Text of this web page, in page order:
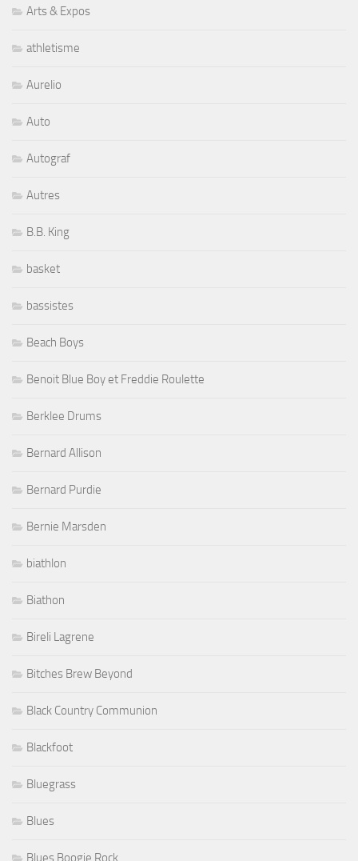
Arts & Expos
athletisme
Aurelio
Auto
Autograf
Autres
B.B. King
basket
bassistes
Beach Boys
Benoit Blue Boy et Freddie Roulette
Berklee Drums
Bernard Allison
Bernard Purdie
Bernie Marsden
biathlon
Biathon
Bireli Lagrene
Bitches Brew Beyond
Black Country Communion
Blackfoot
Bluegrass
Blues
Blues Boogie Rock